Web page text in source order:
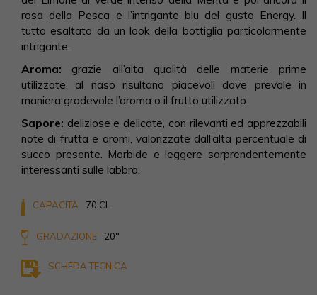
rosa della Pesca e l’intrigante blu del gusto Energy. Il
tutto esaltato da un look della bottiglia particolarmente
intrigante.
Aroma: grazie all’alta qualità delle materie prime
utilizzate, al naso risultano piacevoli dove prevale in
maniera gradevole l’aroma o il frutto utilizzato.
Sapore: deliziose e delicate, con rilevanti ed apprezzabili
note di frutta e aromi, valorizzate dall’alta percentuale di
succo presente. Morbide e leggere sorprendentemente
interessanti sulle labbra.
CAPACITÀ 70 CL
GRADAZIONE 20°
SCHEDA TECNICA